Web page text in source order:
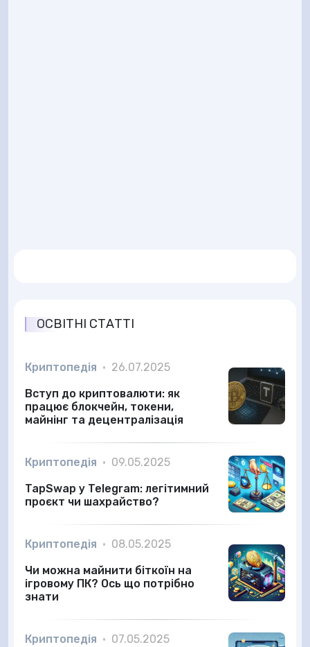
ОСВІТНІ СТАТТІ
Криптопедія • 26.07.2025
Вступ до криптовалюти: як
працює блокчейн, токени,
майнінг та децентралізація
Криптопедія • 09.05.2025
TapSwap у Telegram: легітимний
проєкт чи шахрайство?
Криптопедія • 08.05.2025
Чи можна майнити біткоїн на
ігровому ПК? Ось що потрібно
знати
Криптопедія • 07.05.2025